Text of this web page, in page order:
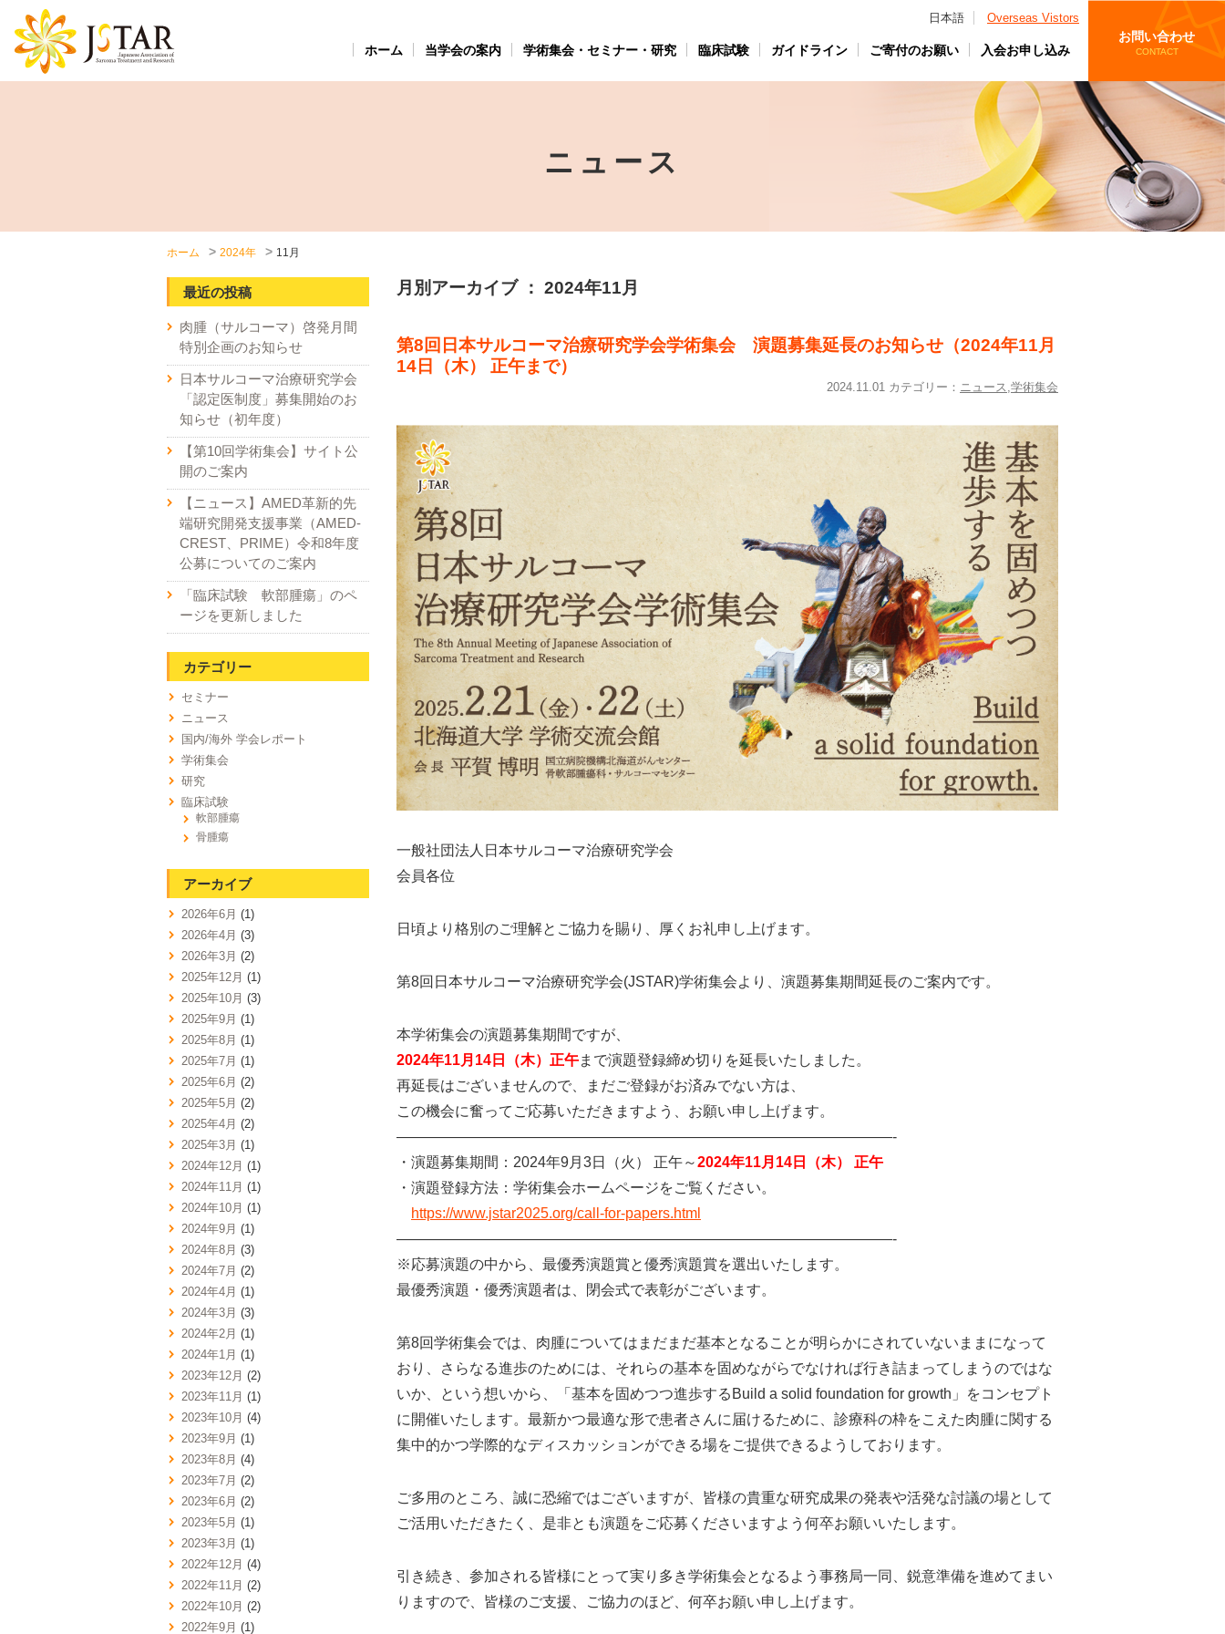
日本語 Overseas Vistors
ホーム 当学会の案内 学術集会・セミナー・研究 臨床試験 ガイドライン ご寄付のお願い 入会お申し込み
お問い合わせ
CONTACT
ニュース
ホーム 2024年 11月
月別アーカイブ ： 2024年11月
第8回日本サルコーマ治療研究学会学術集会 演題募集延長のお知らせ（2024年11月
14日（木） 正午まで）
2024.11.01 カテゴリー： ニュース ,学術集会
一般社団法人日本サルコーマ治療研究学会
会員各位
日頃より格別のご理解とご協力を賜り、厚くお礼申し上げます。
第8回日本サルコーマ治療研究学会(JSTAR)学術集会より、演題募集期間延長のご案内です。
本学術集会の演題募集期間ですが、
2024年11月14日（木）正午まで演題登録締め切りを延長いたしました。
再延長はございませんので、まだご登録がお済みでない方は、
この機会に奮ってご応募いただきますよう、お願い申し上げます。
——————————————————————————————————-
・演題募集期間：2024年9月3日（火） 正午～2024年11月14日（木） 正午
・演題登録方法：学術集会ホームページをご覧ください。
https://www.jstar2025.org/call-for-papers.html
——————————————————————————————————-
※応募演題の中から、最優秀演題賞と優秀演題賞を選出いたします。
最優秀演題・優秀演題者は、閉会式で表彰がございます。
第8回学術集会では、肉腫についてはまだまだ基本となることが明らかにされていないままになって
おり、さらなる進歩のためには、それらの基本を固めながらでなければ行き詰まってしまうのではな
いか、という想いから、「基本を固めつつ進歩するBuild a solid foundation for growth」をコンセプト
に開催いたします。最新かつ最適な形で患者さんに届けるために、診療科の枠をこえた肉腫に関する
集中的かつ学際的なディスカッションができる場をご提供できるようしております。
ご多用のところ、誠に恐縮ではございますが、皆様の貴重な研究成果の発表や活発な討議の場として
ご活用いただきたく、是非とも演題をご応募くださいますよう何卒お願いいたします。
引き続き、参加される皆様にとって実り多き学術集会となるよう事務局一同、鋭意準備を進めてまい
りますので、皆様のご支援、ご協力のほど、何卒お願い申し上げます。
最近の投稿
肉腫（サルコーマ）啓発月間
特別企画のお知らせ
日本サルコーマ治療研究学会
「認定医制度」募集開始のお
知らせ（初年度）
【第10回学術集会】サイト公
開のご案内
【ニュース】AMED革新的先
端研究開発支援事業（AMED-
CREST、PRIME）令和8年度
公募についてのご案内
「臨床試験 軟部腫瘍」のペ
ージを更新しました
カテゴリー
セミナー
ニュース
国内/海外 学会レポート
学術集会
研究
臨床試験
軟部腫瘍
骨腫瘍
アーカイブ
2026年6月 (1)
2026年4月 (3)
2026年3月 (2)
2025年12月 (1)
2025年10月 (3)
2025年9月 (1)
2025年8月 (1)
2025年7月 (1)
2025年6月 (2)
2025年5月 (2)
2025年4月 (2)
2025年3月 (1)
2024年12月 (1)
2024年11月 (1)
2024年10月 (1)
2024年9月 (1)
2024年8月 (3)
2024年7月 (2)
2024年4月 (1)
2024年3月 (3)
2024年2月 (1)
2024年1月 (1)
2023年12月 (2)
2023年11月 (1)
2023年10月 (4)
2023年9月 (1)
2023年8月 (4)
2023年7月 (2)
2023年6月 (2)
2023年5月 (1)
2023年3月 (1)
2022年12月 (4)
2022年11月 (2)
2022年10月 (2)
2022年9月 (1)